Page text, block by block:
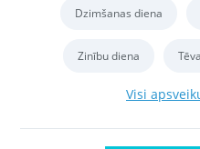
Dzimšanas diena
Zinību diena
Visi